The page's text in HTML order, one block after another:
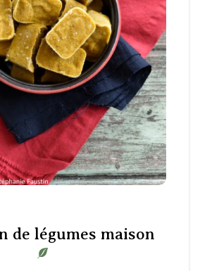
de légumes maison